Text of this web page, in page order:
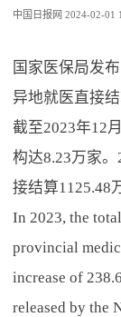
中国日报网 2024-02-01
国家医保局发
异地就医直接结
截至2023年12
构达8.23万家
接结算1125.48
In 2023, the
provincial
increase of
released by the